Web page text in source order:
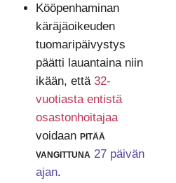
Kööpenhaminan
käräjäoikeuden
tuomaripäivystys
päätti lauantaina niin
ikään, että 32-
vuotiasta entistä
osastonhoitajaa
voidaan pitää
vangittuna 27 päivän
ajan.